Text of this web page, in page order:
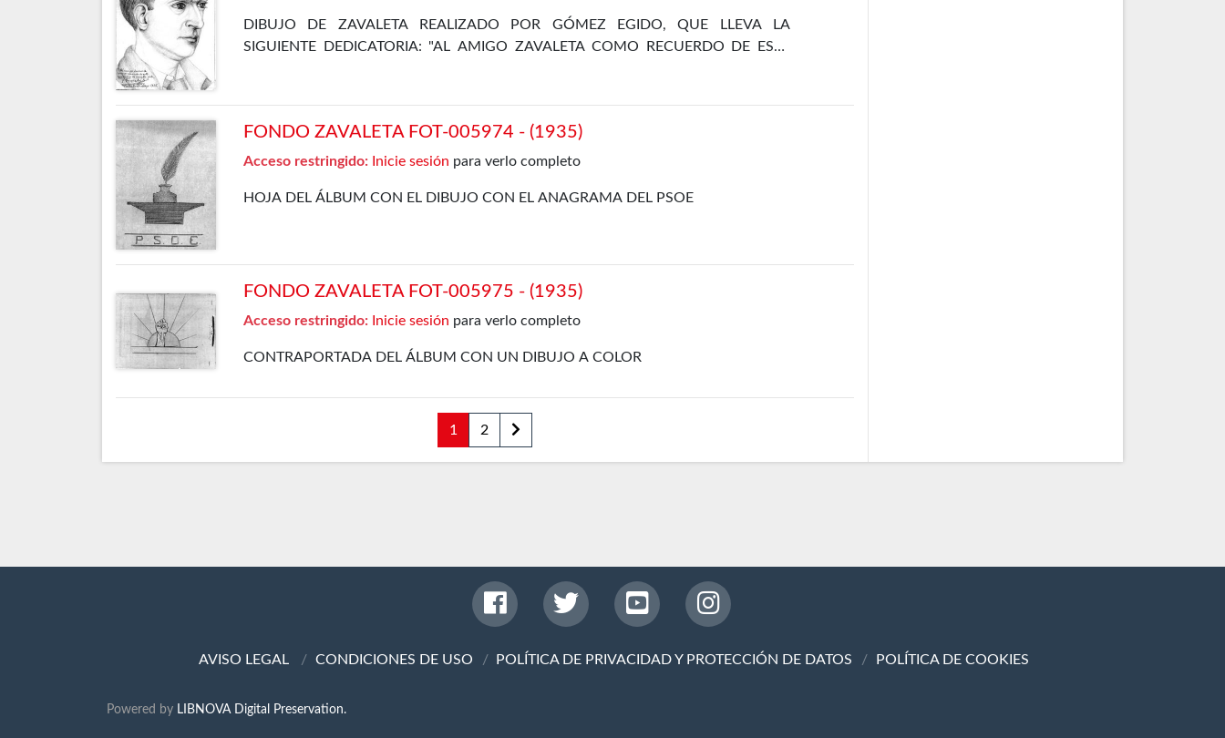
DIBUJO DE ZAVALETA REALIZADO POR GÓMEZ EGIDO, QUE LLEVA LA
SIGUIENTE DEDICATORIA: "AL AMIGO ZAVALETA COMO RECUERDO DE ESTE
FONDO ZAVALETA FOT-005974 - (1935)
Acceso restringido: Inicie sesión para verlo completo
HOJA DEL ÁLBUM CON EL DIBUJO CON EL ANAGRAMA DEL PSOE
FONDO ZAVALETA FOT-005975 - (1935)
Acceso restringido: Inicie sesión para verlo completo
CONTRAPORTADA DEL ÁLBUM CON UN DIBUJO A COLOR
1 2
AVISO LEGAL CONDICIONES DE USO POLÍTICA DE PRIVACIDAD Y PROTECCIÓN DE DATOS POLÍTICA DE COOKIES
Powered by LIBNOVA Digital Preservation.